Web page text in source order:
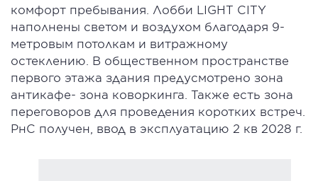
комфорт пребывания. Лобби LIGHT CITY
наполнены светом и воздухом благодаря 9-
метровым потолкам и витражному
остеклению. В общественном пространстве
первого этажа здания предусмотрено зона
антикафе- зона коворкинга. Также есть зона
переговоров для проведения коротких встреч.
РнС получен, ввод в эксплуатацию 2 кв 2028 г.